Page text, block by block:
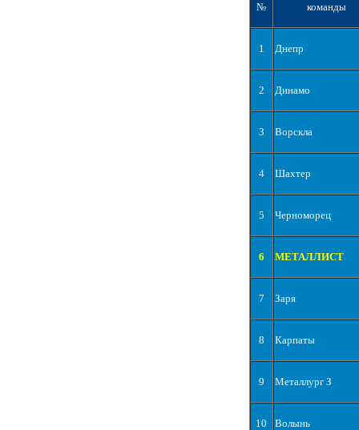
№ команды
1 Днепр
2 Динамо
3 Ворскла
4 Шахтер
5 Черноморец
6 МЕТАЛЛИСТ
7 Заря
8 Карпаты
9 Металлург З
10 Волынь